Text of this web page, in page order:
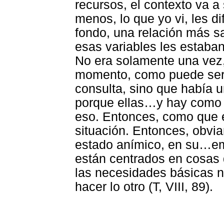
recursos, el contexto va
menos, lo que yo vi, les
fondo, una relación más
esas variables les
No era solamente una
momento, como puede
consulta, sino que había
porque ellas…y hay
eso. Entonces, como
situación. Entonces,
estado anímico, en
están centrados en
las necesidades básicas
hacer lo otro (T, VIII, 89).